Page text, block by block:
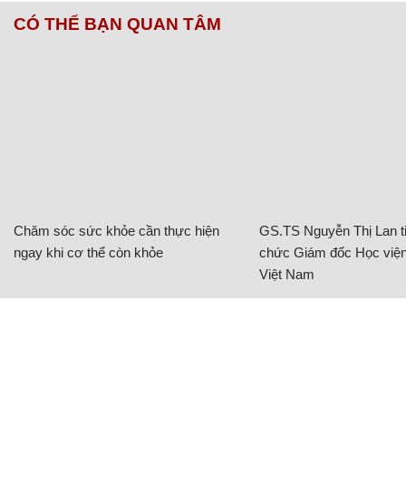
CÓ THỂ BẠN QUAN TÂM
Chăm sóc sức khỏe cần thực hiện
ngay khi cơ thể còn khỏe
GS.TS Nguyễn Thị Lan
chức Giám đốc Học
Việt Nam